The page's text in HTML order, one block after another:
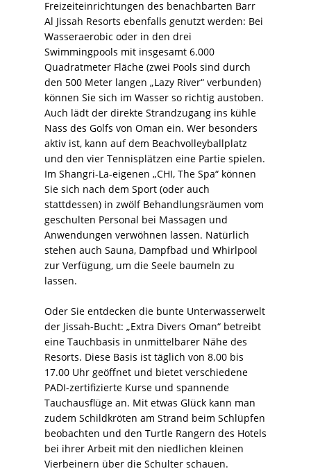
Freizeiteinrichtungen des benachbarten Barr
Al Jissah Resorts ebenfalls genutzt werden: Bei
Wasseraerobic oder in den drei
Swimmingpools mit insgesamt 6.000
Quadratmeter Fläche (zwei Pools sind durch
den 500 Meter langen „Lazy River“ verbunden)
können Sie sich im Wasser so richtig austoben.
Auch lädt der direkte Strandzugang ins kühle
Nass des Golfs von Oman ein. Wer besonders
aktiv ist, kann auf dem Beachvolleyballplatz
und den vier Tennisplätzen eine Partie spielen.
Im Shangri-La-eigenen „CHI, The Spa“ können
Sie sich nach dem Sport (oder auch
stattdessen) in zwölf Behandlungsräumen vom
geschulten Personal bei Massagen und
Anwendungen verwöhnen lassen. Natürlich
stehen auch Sauna, Dampfbad und Whirlpool
zur Verfügung, um die Seele baumeln zu
lassen.
Oder Sie entdecken die bunte Unterwasserwelt
der Jissah-Bucht: „Extra Divers Oman“ betreibt
eine Tauchbasis in unmittelbarer Nähe des
Resorts. Diese Basis ist täglich von 8.00 bis
17.00 Uhr geöffnet und bietet verschiedene
PADI-zertifizierte Kurse und spannende
Tauchausflüge an. Mit etwas Glück kann man
zudem Schildkröten am Strand beim Schlüpfen
beobachten und den Turtle Rangern des Hotels
bei ihrer Arbeit mit den niedlichen kleinen
Vierbeinern über die Schulter schauen.